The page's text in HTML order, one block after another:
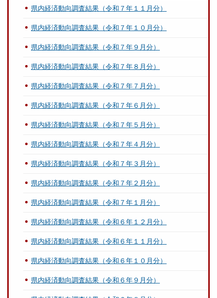
県内経済動向調査結果（令和７年１１月分）
県内経済動向調査結果（令和７年１０月分）
県内経済動向調査結果（令和７年９月分）
県内経済動向調査結果（令和７年８月分）
県内経済動向調査結果（令和７年７月分）
県内経済動向調査結果（令和７年６月分）
県内経済動向調査結果（令和７年５月分）
県内経済動向調査結果（令和７年４月分）
県内経済動向調査結果（令和７年３月分）
県内経済動向調査結果（令和７年２月分）
県内経済動向調査結果（令和７年１月分）
県内経済動向調査結果（令和６年１２月分）
県内経済動向調査結果（令和６年１１月分）
県内経済動向調査結果（令和６年１０月分）
県内経済動向調査結果（令和６年９月分）